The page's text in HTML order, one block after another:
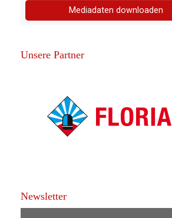
Mediadaten downloaden
Unsere Partner
Newsletter